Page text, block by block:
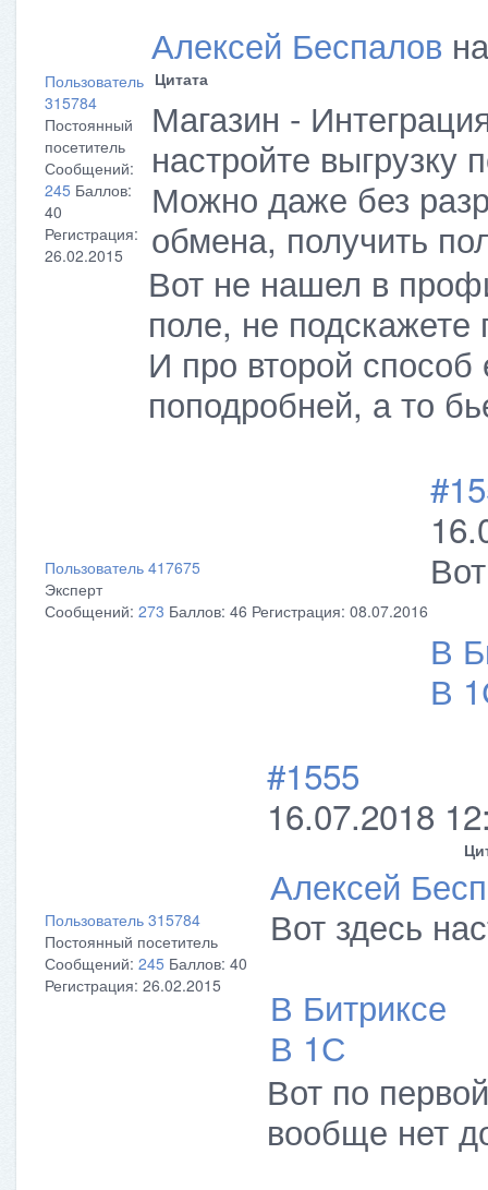
Пользователь
315784
Постоянный
посетитель
Сообщений:
245 Баллов:
40
Регистрация:
26.02.2015
Алексей Беспалов
Цитата
Магазин -
настройте выгрузку
Можно даже без
обмена, получить
Вот не нашел в
поле, не подскажете
И про второй способ
поподробней, а то
Пользователь 417675
Эксперт
Сообщений: 273 Баллов: 46 Регистрация: 08.07.2016
В
В
Пользователь 315784
Постоянный посетитель
Сообщений: 245 Баллов: 40
Регистрация: 26.02.2015
#1555
16.07.2018
Алексей
Вот здесь
В Битриксе
В 1С
Вот по
вообще нет